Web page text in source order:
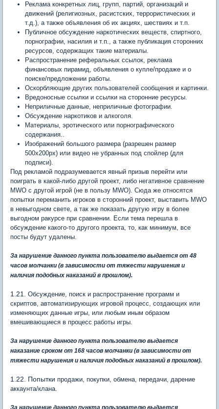
Реклама конкретных лиц, групп, партий, организаций и
движений (религиозных, расистских, террористических и
т.д.), а также объявления об их акциях, шествиях и т.п.
Публичное обсуждение наркотических веществ, спиртного,
порнографии, насилия и т.п., а также публикация сторонних
ресурсов, содержащих такие материалы.
Распространение реферальных ссылок, реклама
финансовых пирамид, объявления о купле/продаже и о
поиске/предложении работы.
Оскорбляющие других пользователей сообщения и картинки.
Вредоносные ссылки и ссылки на сторонние ресурсы.
Неприличные данные, неприличные фотографии.
Обсуждение наркотиков и алкоголя.
Материалы, эротического или порнографического
содержания..
Изображений большого размера (разрешен размер
500х200px) или видео не убранных под спойлер (для
подписи).
Под рекламой подразумевается явный призыв перейти или
поиграть в какой-либо другой проект, либо негативное сравнение
MWO с другой игрой (не в пользу MWO). Сюда же относятся
попытки переманить игроков в сторонний проект, выставить MWO
в невыгодном свете, а так же показать другую игру в более
выгодном ракурсе при сравнении. Если тема перешла в
обсуждение какого-то другого проекта, то, как минимум, все
посты будут удалены.
За нарушение данного пункта пользователю выдается от 48
часов молчанки (в зависимости от тяжести нарушения и
наличия подобных наказаний в прошлом).
1.21.
Обсуждение, поиск и распространение программ и
скриптов, автоматизирующих игровой процесс, создающих или
изменяющих данные игры, или любым иным образом
вмешивающиеся в процесс работы игры.
За нарушение данного пункта пользователю выдается
наказание сроком от 168 часов молчанки (в зависимости от
тяжести нарушения и наличия подобных наказаний в прошлом).
1.22. Попытки продажи, покупки, обмена, передачи, дарение
аккаунта/клана.
За нарушение данного пункта пользователю выдается